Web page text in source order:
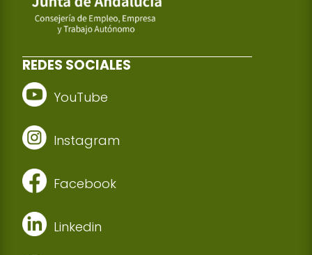
REDES SOCIALES
YouTube
Instagram
Facebook
Linkedin